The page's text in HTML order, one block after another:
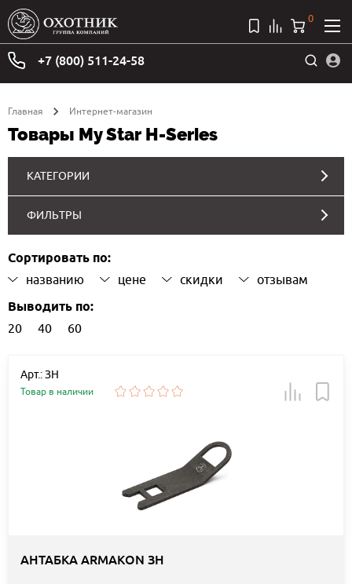
+7 (800) 511-24-58
0
Главная Интернет-магазин
Товары My Star H-Series
КАТЕГОРИИ
ФИЛЬТРЫ
Сортировать по:
названию цене скидки отзывам
Выводить по:
20 40 60
Арт.: ЗН
Товар в наличии
АНТАБКА ARMAKON ЗН